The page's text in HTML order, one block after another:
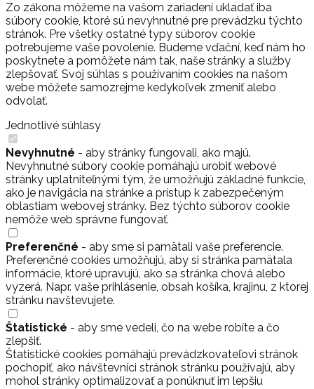
Zo zákona môžeme na vašom zariadení ukladať iba
súbory cookie, ktoré sú nevyhnutné pre prevádzku týchto
stránok. Pre všetky ostatné typy súborov cookie
potrebujeme vaše povolenie. Budeme vďační, keď nám ho
poskytnete a pomôžete nám tak, naše stránky a služby
zlepšovať. Svoj súhlas s používaním cookies na našom
webe môžete samozrejme kedykoľvek zmeniť alebo
odvolať.
Jednotlivé súhlasy
Nevyhnutné - aby stránky fungovali, ako majú.
Nevyhnutné súbory cookie pomáhajú urobiť webové
stránky uplatniteľnými tým, že umožňujú základné funkcie,
ako je navigácia na stránke a prístup k zabezpečeným
oblastiam webovej stránky. Bez týchto súborov cookie
nemôže web správne fungovať.
Preferenčné - aby sme si pamätali vaše preferencie.
Preferenčné cookies umožňujú, aby si stránka pamätala
informácie, ktoré upravujú, ako sa stránka chová alebo
vyzerá. Napr. vaše prihlásenie, obsah košíka, krajinu, z ktorej
stránku navštevujete.
Štatistické - aby sme vedeli, čo na webe robíte a čo
zlepšiť.
Štatistické cookies pomáhajú prevádzkovateľovi stránok
pochopiť, ako návštevníci stránok stránku používajú, aby
mohol stránky optimalizovať a ponúknuť im lepšiu